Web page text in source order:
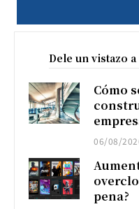
Dele un vistazo
Cómo
06/08/
pena?